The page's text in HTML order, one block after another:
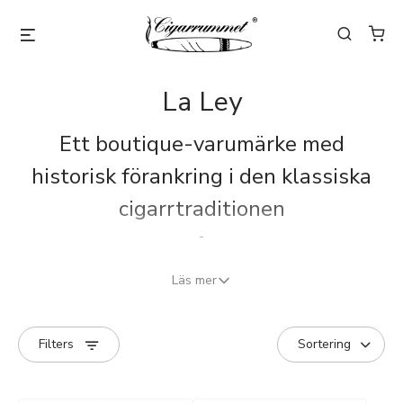
La Ley
Ett boutique-varumärke med
historisk förankring i den klassiska
cigarrtraditionen
-
La Ley är framtaget i modern tid i Nicaragua. Namnet
disciplin och de principer som präglade den tidiga
Läs mer
Filters